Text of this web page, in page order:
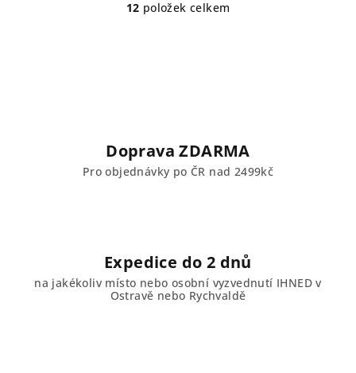
O
í
p
r
ý
p
12 položek celkem
Doprava ZDARMA
Pro objednávky po ČR nad 2499kč
Expedice do 2 dnů
na jakékoliv místo nebo osobní vyzvednutí IHNED v
Ostravě nebo Rychvaldě